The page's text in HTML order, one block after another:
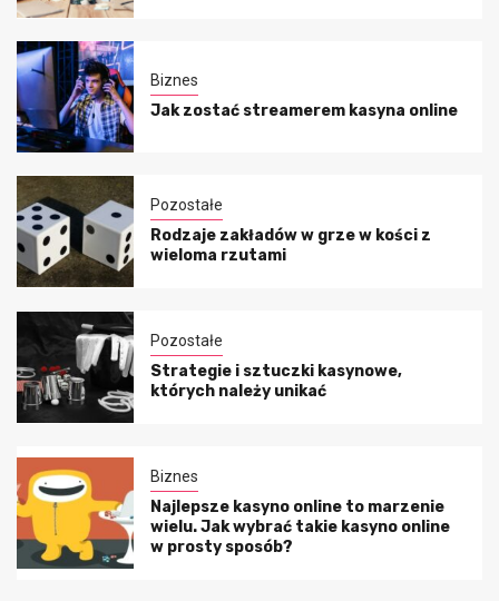
Biznes
Jak zostać streamerem kasyna online
Pozostałe
Rodzaje zakładów w grze w kości z
wieloma rzutami
Pozostałe
Strategie i sztuczki kasynowe,
których należy unikać
Biznes
Najlepsze kasyno online to marzenie
wielu. Jak wybrać takie kasyno online
w prosty sposób?